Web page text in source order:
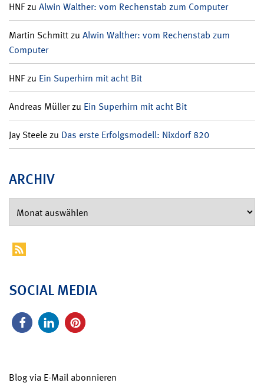
HNFzu Alwin Walther: vom Rechenstab zum Computer
Martin Schmittzu Alwin Walther: vom Rechenstab zum
Computer
HNFzu Ein Superhirn mit acht Bit
Andreas Müllerzu Ein Superhirn mit acht Bit
Jay Steelezu Das erste Erfolgsmodell: Nixdorf 820
ARCHIV
SOCIAL MEDIA
Blog via E-Mail abonnieren